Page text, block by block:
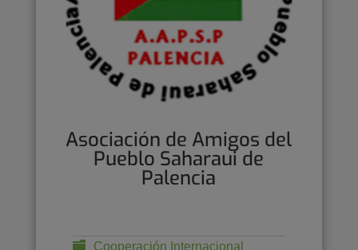
Asociación de Amigos del
Pueblo Saharaui de
Palencia
Cooperación Internacional